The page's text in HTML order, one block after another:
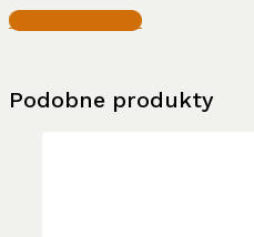
Write a Review
Podobne produkty